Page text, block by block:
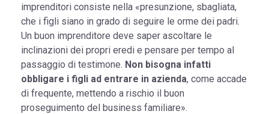
imprenditori consiste nella «presunzione, sbagliata,
che i figli siano in grado di seguire le orme dei padri.
Un buon imprenditore deve saper ascoltare le
inclinazioni dei propri eredi e pensare per tempo al
passaggio di testimone. Non bisogna infatti
obbligare i figli ad entrare in azienda, come accade
di frequente, mettendo a rischio il buon
proseguimento del business familiare».